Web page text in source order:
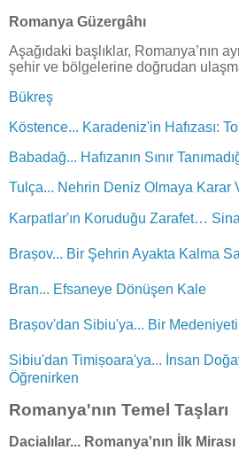
Romanya Güzergâhı
Aşağıdaki başlıklar, Romanya’nın
şehir ve bölgelerine doğrudan
Bükreş
Köstence... Karadeniz'in Hafızası:
Babadağ... Hafızanın Sınır
Tulça... Nehrin Deniz Olmaya Karar
Karpatlar'ın Koruduğu Zarafet…
Brașov... Bir Şehrin Ayakta Kalma
Bran... Efsaneye Dönüşen Kale
Brașov'dan Sibiu'ya... Bir
Sibiu'dan Timișoara'ya... İnsan
Öğrenirken
Romanya'nın Temel Taşları
Dacialılar... Romanya'nın İlk Mirası